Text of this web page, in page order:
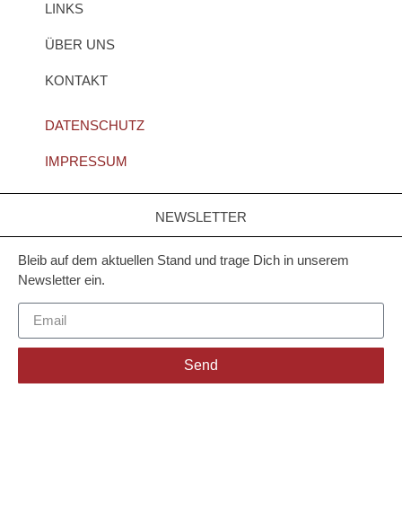
LINKS
ÜBER UNS
KONTAKT
DATENSCHUTZ
IMPRESSUM
NEWSLETTER
Bleib auf dem aktuellen Stand und trage Dich in unserem
Newsletter ein.
Send